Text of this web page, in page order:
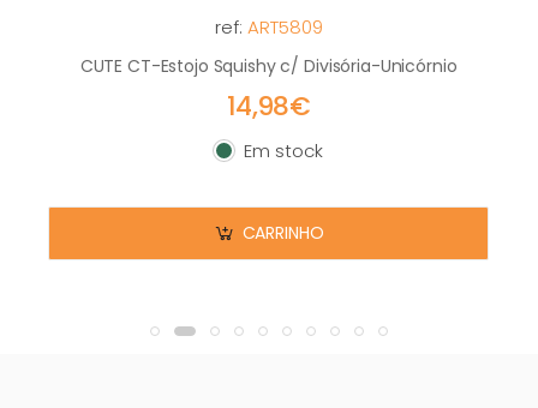
ref: ART5809
CUTE CT-Estojo Squishy c/ Divisória-Unicórnio
14,98€
Em stock
Em stock
CARRINHO